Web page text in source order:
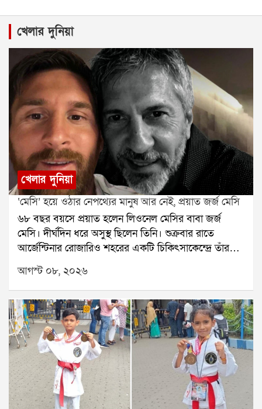
খেলার দুনিয়া
খেলার দুনিয়া
‘মেসি’ হয়ে ওঠার নেপথ্যের মানুষ আর নেই, প্রয়াত জর্জ মেসি
৬৮ বছর বয়সে প্রয়াত হলেন লিওনেল মেসির বাবা জর্জ
মেসি। দীর্ঘদিন ধরে অসুস্থ ছিলেন তিনি। শুক্রবার রাতে
আর্জেন্টিনার রোজারিও শহরের একটি চিকিৎসাকেন্দ্রে তাঁর
মৃত্যু হয়েছে বলে মেসির পরিবারের তরফে নিশ্চিত করা
হয়েছে। তাঁর মৃত্যুতে শোকের ছায়া নেমে এসেছে ফুটবল
মহলেজর্জ মেসি শুধু লিওনেল মেসির বাবা ছিলেন না, ছেলের
দীর্ঘদিনের এজেন্ট ও পরামর্শদাতাও ছিলেন। মেসির
ফুটবলজীবনের শুরু থেকে তাঁর পাশে ছিলেন জর্জ। ছেলের
প্রতিভার উপর আস্থা রেখে ছোটবেলা থেকেই তাঁকে এগিয়ে
নিয়ে যাওয়ার ক্ষেত্রে গুরুত্বপূর্ণ ভূমিকা নিয়েছিলেন তিনি।
রোজারিওতেই ছোটবেলায় ফুটবলের হাতেখড়ি হয়েছিল
মেসির। নিউওয়েলস ওল্ড বয়েজের যুব দলে খেলার সময় তাঁর
প্রতিভা নজর কাড়ে। শারীরিক বৃদ্ধির জন্য হরমোনের
আগস্ট ০৮, ২০২৬